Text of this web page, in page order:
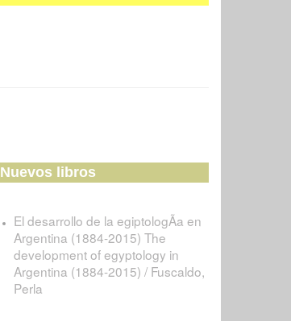
Nuevos libros
El desarrollo de la egiptologÃ­a en
Argentina (1884-2015) The
development of egyptology in
Argentina (1884-2015) / Fuscaldo,
Perla